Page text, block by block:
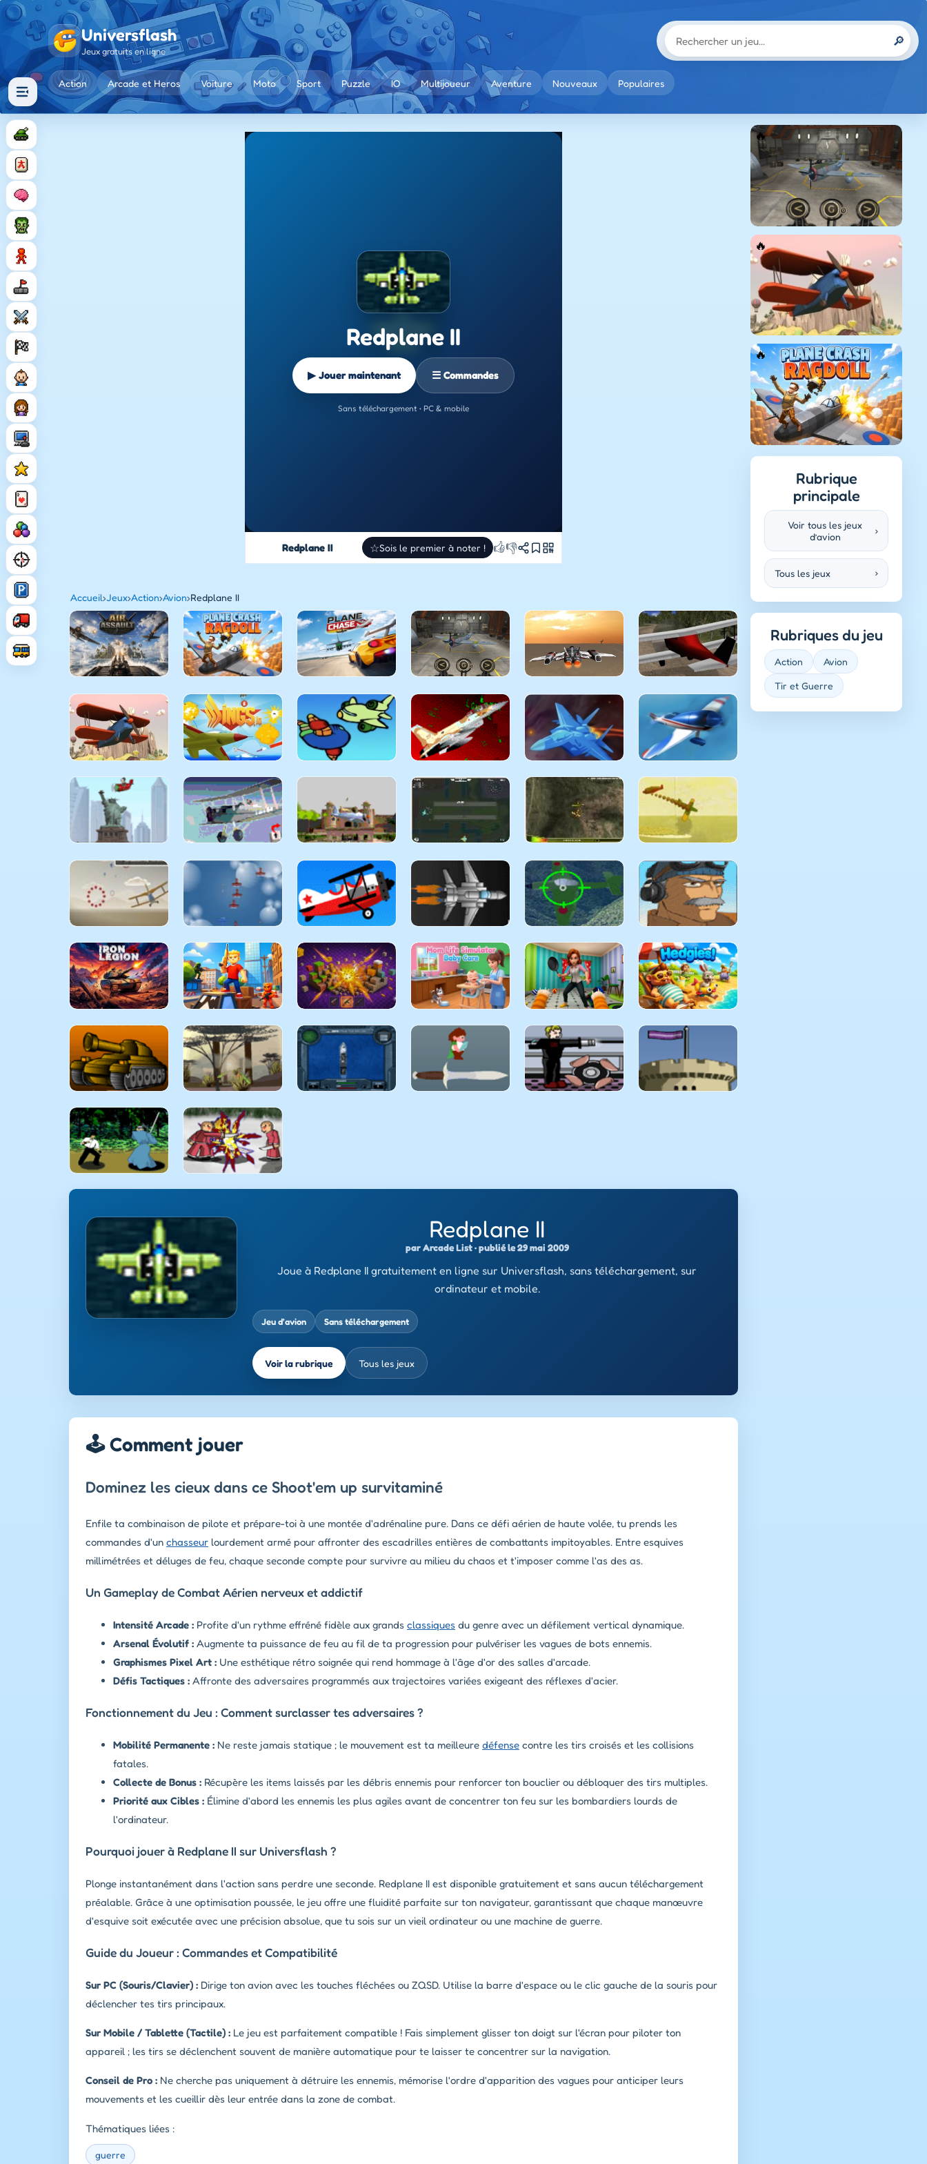
Universflash
Jeux gratuits en ligne
🔎
Action Arcade et Heros Voiture Moto Sport Puzzle IO Multijoueur Aventure Nouveaux Populaires
Redplane II
▶ Jouer maintenant ☰ Commandes
Sans téléchargement • PC & mobile
Redplane II ☆Sois le premier à noter ! 👍👎
Accueil›Jeux›Action›Avion›Redplane II
Redplane II
par Arcade List · publié le 29 mai 2009
Joue à Redplane II gratuitement en ligne sur Universflash, sans téléchargement, sur
ordinateur et mobile.
Jeu d’avion Sans téléchargement
Voir la rubrique Tous les jeux
🕹️ Comment jouer
Dominez les cieux dans ce Shoot'em up survitaminé
Enfile ta combinaison de pilote et prépare-toi à une montée d'adrénaline pure. Dans ce défi aérien de haute volée, tu prends les
commandes d'un chasseur lourdement armé pour affronter des escadrilles entières de combattants impitoyables. Entre esquives
millimétrées et déluges de feu, chaque seconde compte pour survivre au milieu du chaos et t'imposer comme l'as des as.
Un Gameplay de Combat Aérien nerveux et addictif
Intensité Arcade : Profite d'un rythme effréné fidèle aux grands classiques du genre avec un défilement vertical dynamique.
Arsenal Évolutif : Augmente ta puissance de feu au fil de ta progression pour pulvériser les vagues de bots ennemis.
Graphismes Pixel Art : Une esthétique rétro soignée qui rend hommage à l'âge d'or des salles d'arcade.
Défis Tactiques : Affronte des adversaires programmés aux trajectoires variées exigeant des réflexes d'acier.
Fonctionnement du Jeu : Comment surclasser tes adversaires ?
Mobilité Permanente : Ne reste jamais statique ; le mouvement est ta meilleure défense contre les tirs croisés et les collisions
fatales.
Collecte de Bonus : Récupère les items laissés par les débris ennemis pour renforcer ton bouclier ou débloquer des tirs multiples.
Priorité aux Cibles : Élimine d'abord les ennemis les plus agiles avant de concentrer ton feu sur les bombardiers lourds de
l'ordinateur.
Pourquoi jouer à Redplane II sur Universflash ?
Plonge instantanément dans l'action sans perdre une seconde. Redplane II est disponible gratuitement et sans aucun téléchargement
préalable. Grâce à une optimisation poussée, le jeu offre une fluidité parfaite sur ton navigateur, garantissant que chaque manœuvre
d'esquive soit exécutée avec une précision absolue, que tu sois sur un vieil ordinateur ou une machine de guerre.
Guide du Joueur : Commandes et Compatibilité
Sur PC (Souris/Clavier) : Dirige ton avion avec les touches fléchées ou ZQSD. Utilise la barre d'espace ou le clic gauche de la souris pour
déclencher tes tirs principaux.
Sur Mobile / Tablette (Tactile) : Le jeu est parfaitement compatible ! Fais simplement glisser ton doigt sur l'écran pour piloter ton
appareil ; les tirs se déclenchent souvent de manière automatique pour te laisser te concentrer sur la navigation.
Conseil de Pro : Ne cherche pas uniquement à détruire les ennemis, mémorise l'ordre d'apparition des vagues pour anticiper leurs
mouvements et les cueillir dès leur entrée dans la zone de combat.
Thématiques liées :
guerre
Rubrique
principale
Voir tous les jeux
d’avion
›
Tous les jeux ›
Rubriques du jeu
Action Avion
Tir et Guerre